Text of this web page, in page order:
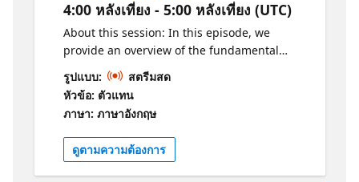
4:00 หลังเที่ยง - 5:00 หลังเที่ยง (UTC)
About this session: In this episode, we
provide an overview of the fundamental
concepts of artificial intelligence. Explore key
Azure AI services and their real-world
applications. Additionally, learn how AI
solutions can be integrated to enhance
processes and solve practical challenges.
Why should I attend? -Understand the basics
of AI. -Learn the fundamentals of machine
รูปแบบ:
สตรีมสด
หัวข้อ: ตัวแทน
ภาษา: ภาษาอังกฤษ
ดูตามความต้องการ